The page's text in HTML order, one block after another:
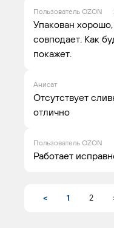
Пользователь OZON
Упакован
совподает. Как
покажет.
Анисат
Отсутствует
отлично
Пользователь OZON
Работает
< 1 2